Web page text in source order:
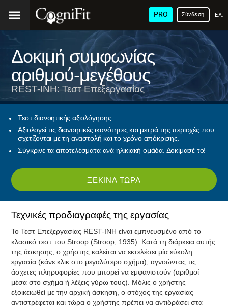
PRO Σύνδεση
Δοκιμή συμφωνίας
αριθμού-μεγέθους
REST-INH: Τεστ Επεξεργασίας
Τεστ διανοητικής αξιολόγησης.
Αξιολογεί τις διανοητικές ικανότητες και μετρά της περιοχές που
σχετίζονται με τη αναστολή και το χρόνο απόκρισης.
Σύγκρινε τα αποτελέσματα ανά ηλικιακή ομάδα. Δοκίμασέ το!
ΞΕΚΊΝΑ ΤΏΡΑ
Τεχνικές προδιαγραφές της εργασίας
Το Τεστ Επεξεργασίας REST-INH είναι εμπνευσμένο από το
κλασικό τεστ του Stroop (Stroop, 1935). Κατά τη διάρκεια αυτής
της άσκησης, ο χρήστης καλείται να εκτελέσει μία εύκολη
εργασία (κάνε κλικ στο μεγαλύτερο σχήμα), αγνοώντας τις
άσχετες πληροφορίες που μπορεί να εμφανιστούν (αριθμοί
μέσα στο σχήμα ή λέξεις γύρω τους). Μόλις ο χρήστης
εξοικειωθεί με την αρχική άσκηση, ο στόχος της εργασίας
αντιστρέφεται και τώρα ο χρήστης πρέπει να αντιδράσει στα